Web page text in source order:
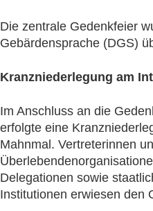
Die zentrale Gedenkfeier
Gebärdensprache (DGS)
Kranzniederlegung am
Im Anschluss an die
erfolgte eine
Mahnmal. Vertreterinnen
Delegationen sowie
Institutionen erwiesen den